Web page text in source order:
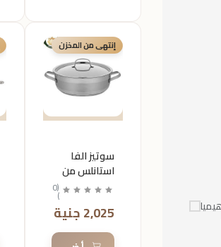
إنتهى من المخزن
سوتيز الفا
استانلس من
كركوماز
مقاس24
(
0
)
2,025 جنية